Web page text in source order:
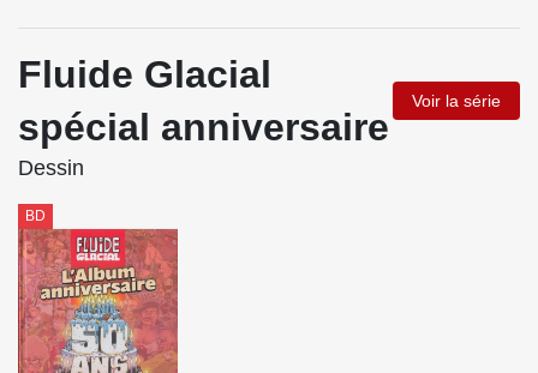
Fluide Glacial
spécial anniversaire
Voir la série
Dessin
BD